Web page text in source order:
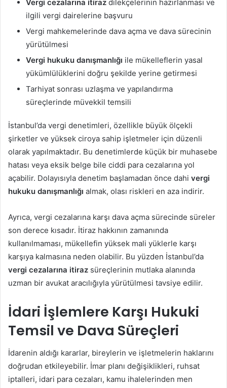
Vergi cezalarına itiraz dilekçelerinin hazırlanması ve
ilgili vergi dairelerine başvuru
Vergi mahkemelerinde dava açma ve dava sürecinin
yürütülmesi
Vergi hukuku danışmanlığı ile mükelleflerin yasal
yükümlülüklerini doğru şekilde yerine getirmesi
Tarhiyat sonrası uzlaşma ve yapılandırma
süreçlerinde müvekkil temsili
İstanbul’da vergi denetimleri, özellikle büyük ölçekli
şirketler ve yüksek ciroya sahip işletmeler için düzenli
olarak yapılmaktadır. Bu denetimlerde küçük bir muhasebe
hatası veya eksik belge bile ciddi para cezalarına yol
açabilir. Dolayısıyla denetim başlamadan önce dahi vergi
hukuku danışmanlığı almak, olası riskleri en aza indirir.
Ayrıca, vergi cezalarına karşı dava açma sürecinde süreler
son derece kısadır. İtiraz hakkının zamanında
kullanılmaması, mükellefin yüksek mali yüklerle karşı
karşıya kalmasına neden olabilir. Bu yüzden İstanbul’da
vergi cezalarına itiraz süreçlerinin mutlaka alanında
uzman bir avukat aracılığıyla yürütülmesi tavsiye edilir.
İdari İşlemlere Karşı Hukuki
Temsil ve Dava Süreçleri
İdarenin aldığı kararlar, bireylerin ve işletmelerin haklarını
doğrudan etkileyebilir. İmar planı değişiklikleri, ruhsat
iptalleri, idari para cezaları, kamu ihalelerinden men